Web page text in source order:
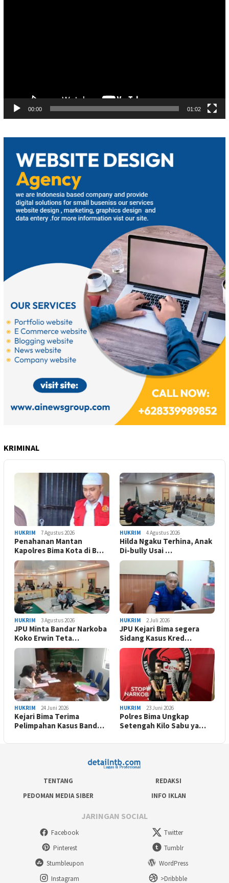
00:00 01:02
KRIMINAL
HUKRIM 7 Agustus 2026
Penahanan Mantan
Kapolres Bima Kota di B…
HUKRIM 4 Agustus 2026
Hilda Ngaku Terhina, Anak
Di-bully Usai …
HUKRIM 3 Agustus 2026
JPU Minta Bandar Narkoba
Koko Erwin Teta…
HUKRIM 2 Juli 2026
JPU Kejari Bima segera
Sidang Kasus Kred…
HUKRIM 24 Juni 2026
Kejari Bima Terima
Pelimpahan Kasus Band…
HUKRIM 23 Juni 2026
Polres Bima Ungkap
Setengah Kilo Sabu ya…
TENTANG
REDAKSI
PEDOMAN MEDIA SIBER
INFO IKLAN
JARINGAN SOCIAL
Facebook
Twitter
Pinterest
Tumblr
Stumbleupon
WordPress
Instagram
>Dribbble